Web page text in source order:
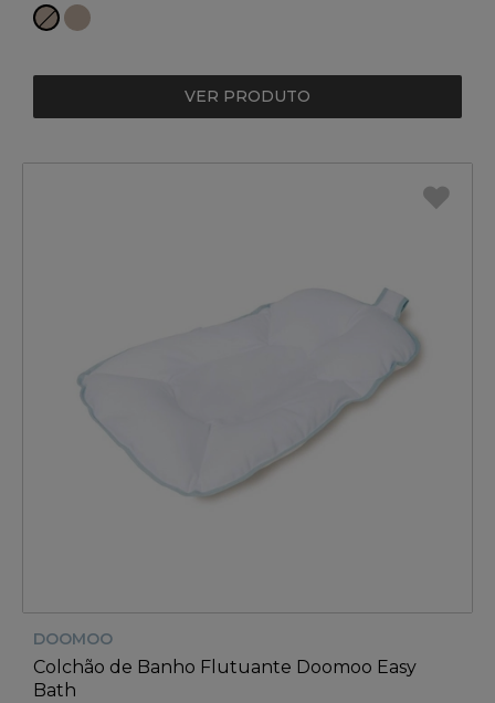
VER PRODUTO
DOOMOO
Colchão de Banho Flutuante Doomoo Easy
Bath